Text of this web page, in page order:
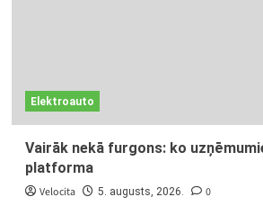
Elektroauto
Vairāk nekā furgons: ko
platforma
Velocita 5. augusts, 2026. 0